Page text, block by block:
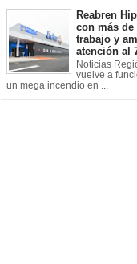
Reabren
con más de
trabajo y
atención al
Noticias
vuelve a
un mega incendio en ...